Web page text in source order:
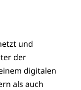
und
der
digitalen
als auch